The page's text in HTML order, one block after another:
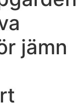
jämn